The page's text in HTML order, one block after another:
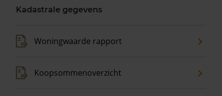
Kadastrale gegevens
Woningwaarde rapport
Koopsommenoverzicht